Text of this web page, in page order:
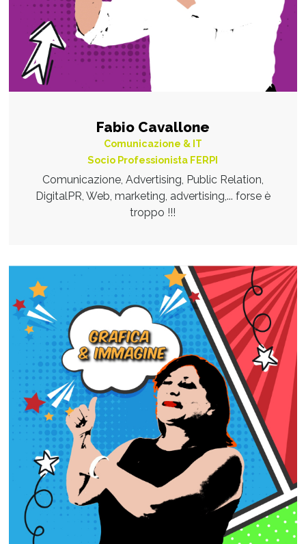
Fabio Cavallone
Comunicazione & IT
Socio Professionista FERPI
Comunicazione, Advertising, Public Relation,
DigitalPR, Web, marketing, advertising,... forse è
troppo !!!